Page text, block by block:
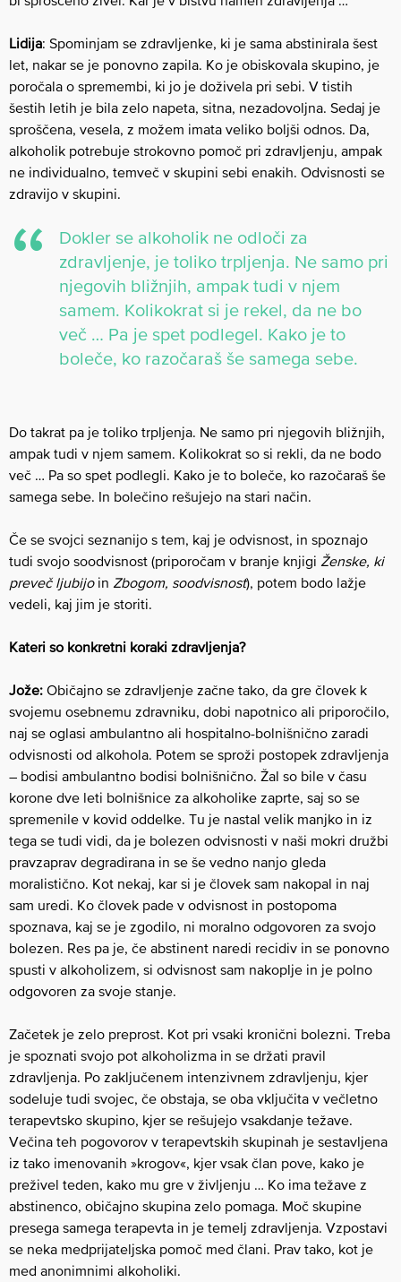
Lidija: Spominjam se zdravljenke, ki je sama abstinirala šest
let, nakar se je ponovno zapila. Ko je obiskovala skupino, je
poročala o spremembi, ki jo je doživela pri sebi. V tistih
šestih letih je bila zelo napeta, sitna, nezadovoljna. Sedaj je
sproščena, vesela, z možem imata veliko boljši odnos. Da,
alkoholik potrebuje strokovno pomoč pri zdravljenju, ampak
ne individualno, temveč v skupini sebi enakih. Odvisnosti se
zdravijo v skupini.
Dokler se alkoholik ne odloči za
zdravljenje, je toliko trpljenja. Ne samo pri
njegovih bližnjih, ampak tudi v njem
samem. Kolikokrat si je rekel, da ne bo
več … Pa je spet podlegel. Kako je to
boleče, ko razočaraš še samega sebe.
Do takrat pa je toliko trpljenja. Ne samo pri njegovih bližnjih,
ampak tudi v njem samem. Kolikokrat so si rekli, da ne bodo
več … Pa so spet podlegli. Kako je to boleče, ko razočaraš še
samega sebe. In bolečino rešujejo na stari način.
Če se svojci seznanijo s tem, kaj je odvisnost, in spoznajo
tudi svojo soodvisnost (priporočam v branje knjigi Ženske, ki
preveč ljubijoin Zbogom, soodvisnost), potem bodo lažje
vedeli, kaj jim je storiti.
Kateri so konkretni koraki zdravljenja?
Jože: Običajno se zdravljenje začne tako, da gre človek k
svojemu osebnemu zdravniku, dobi napotnico ali priporočilo,
naj se oglasi ambulantno ali hospitalno-bolnišnično zaradi
odvisnosti od alkohola. Potem se sproži postopek zdravljenja
– bodisi ambulantno bodisi bolnišnično. Žal so bile v času
korone dve leti bolnišnice za alkoholike zaprte, saj so se
spremenile v kovid oddelke. Tu je nastal velik manjko in iz
tega se tudi vidi, da je bolezen odvisnosti v naši mokri družbi
pravzaprav degradirana in se še vedno nanjo gleda
moralistično. Kot nekaj, kar si je človek sam nakopal in naj
sam uredi. Ko človek pade v odvisnost in postopoma
spoznava, kaj se je zgodilo, ni moralno odgovoren za svojo
bolezen. Res pa je, če abstinent naredi recidiv in se ponovno
spusti v alkoholizem, si odvisnost sam nakoplje in je polno
odgovoren za svoje stanje.
Začetek je zelo preprost. Kot pri vsaki kronični bolezni. Treba
je spoznati svojo pot alkoholizma in se držati pravil
zdravljenja. Po zaključenem intenzivnem zdravljenju, kjer
sodeluje tudi svojec, če obstaja, se oba vključita v večletno
terapevtsko skupino, kjer se rešujejo vsakdanje težave.
Večina teh pogovorov v terapevtskih skupinah je sestavljena
iz tako imenovanih »krogov«, kjer vsak član pove, kako je
preživel teden, kako mu gre v življenju … Ko ima težave z
abstinenco, običajno skupina zelo pomaga. Moč skupine
presega samega terapevta in je temelj zdravljenja. Vzpostavi
se neka medprijateljska pomoč med člani. Prav tako, kot je
med anonimnimi alkoholiki.